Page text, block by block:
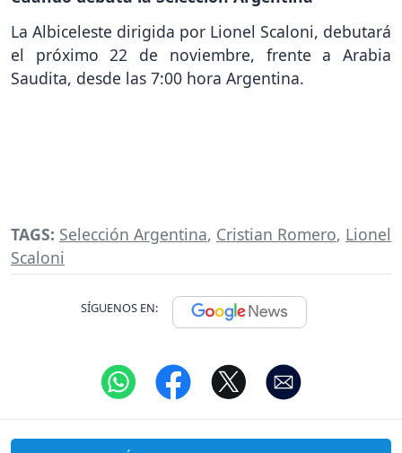
La Albiceleste dirigida por Lionel Scaloni, debutará
el próximo 22 de noviembre, frente a Arabia
Saudita, desde las 7:00 hora Argentina.
TAGS: Selección Argentina, Cristian Romero, Lionel
Scaloni
SÍGUENOS EN: